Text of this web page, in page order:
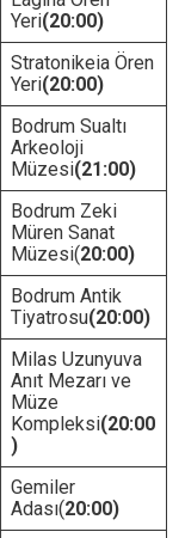
Yeri(20:00)
Stratonikeia Ören
Yeri(20:00)
Bodrum Sualtı
Arkeoloji
Müzesi(21:00)
Bodrum Zeki
Müren Sanat
Müzesi(20:00)
Bodrum Antik
Tiyatrosu(20:00)
Milas Uzunyuva
Anıt Mezarı ve
Müze
Kompleksi(20:00
)
Gemiler
Adası(20:00)